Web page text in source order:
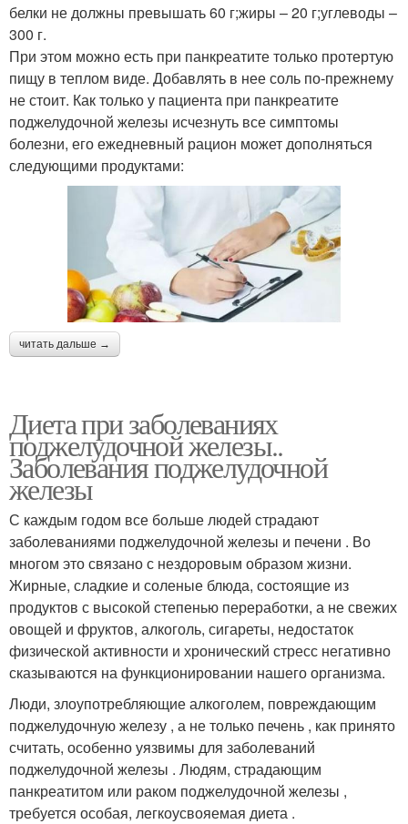
белки не должны превышать 60 г;жиры – 20 г;углеводы –
300 г.
При этом можно есть при панкреатите только протертую
пищу в теплом виде. Добавлять в нее соль по-прежнему
не стоит. Как только у пациента при панкреатите
поджелудочной железы исчезнуть все симптомы
болезни, его ежедневный рацион может дополняться
следующими продуктами:
читать дальше →
Диета при заболеваниях
поджелудочной железы..
Заболевания поджелудочной
железы
С каждым годом все больше людей страдают
заболеваниями поджелудочной железы и печени . Во
многом это связано с нездоровым образом жизни.
Жирные, сладкие и соленые блюда, состоящие из
продуктов с высокой степенью переработки, а не свежих
овощей и фруктов, алкоголь, сигареты, недостаток
физической активности и хронический стресс негативно
сказываются на функционировании нашего организма.
Люди, злоупотребляющие алкоголем, повреждающим
поджелудочную железу , а не только печень , как принято
считать, особенно уязвимы для заболеваний
поджелудочной железы . Людям, страдающим
панкреатитом или раком поджелудочной железы ,
требуется особая, легкоусвояемая диета .